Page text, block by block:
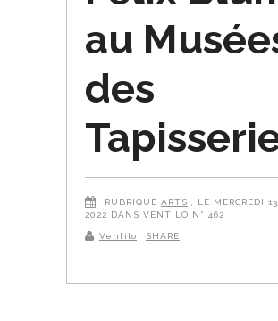
au
des
RUBRIQUE ARTS
, LE MERCREDI
2022 DANS VENTILO N° 462
Ventilo SHARE